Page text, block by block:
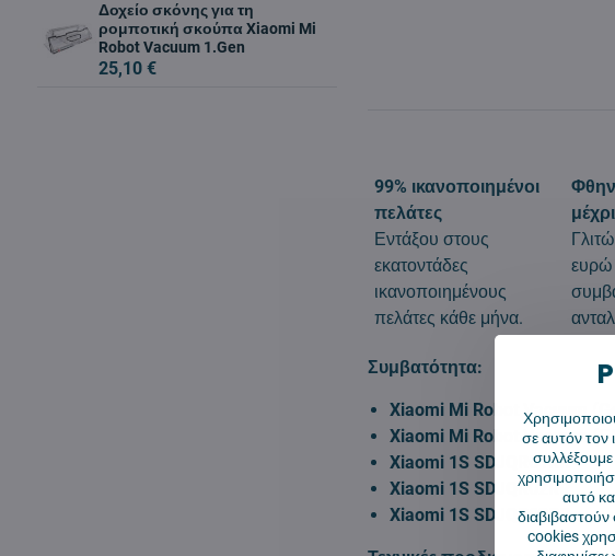
99% ικανοποιημένοι
πελάτες
Εντάξου στους
εκατοντάδες
ικανοποιημένους
πελάτες κάθε μήνα.
ευρώ
Συμβατότητα:
Xiaomi Mi Robot Vacuum
Xiaomi Mi Robot Vacuum
Xiaomi 1S SDJQR01RR
Xiaomi 1S SDJQR02RR
Xiaomi 1S SDJQR03RR
Δοχείο σκόνης για τη
ρομποτική σκούπα Xiaomi Mi
Robot Vacuum 1.Gen
25,10 €
σε αυτόν τον
συλλέξουμε
αυτό
cookies